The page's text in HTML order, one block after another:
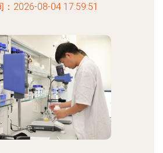
：2026-08-04 17:59:51